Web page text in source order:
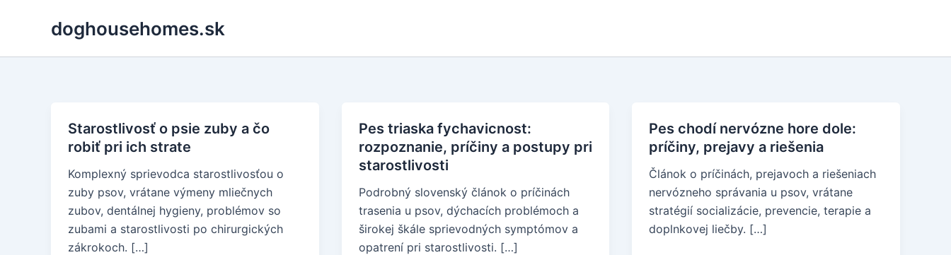
doghousehomes.sk
Starostlivosť o psie zuby a čo
robiť pri ich strate
Komplexný sprievodca starostlivosťou o
zuby psov, vrátane výmeny mliečnych
zubov, dentálnej hygieny, problémov so
zubami a starostlivosti po chirurgických
zákrokoch. […]
Pes triaska fychavicnost:
rozpoznanie, príčiny a postupy pri
starostlivosti
Podrobný slovenský článok o príčinách
trasenia u psov, dýchacích problémoch a
širokej škále sprievodných symptómov a
opatrení pri starostlivosti. […]
Pes chodí nervózne hore dole:
príčiny, prejavy a riešenia
Článok o príčinách, prejavoch a riešeniach
nervózneho správania u psov, vrátane
stratégií socializácie, prevencie, terapie a
doplnkovej liečby. […]